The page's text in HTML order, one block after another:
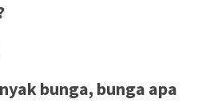
bunga, bunga apa